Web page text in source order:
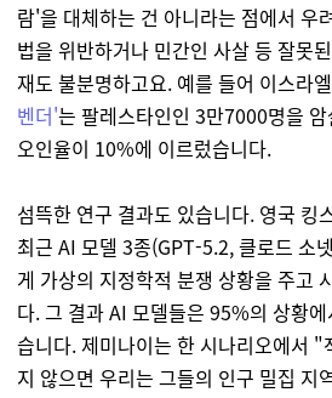
람'을 대체하는 건 아니라는 점에서 우
법을 위반하거나 민간인 사살 등 잘못
재도 불분명하고요. 예를 들어 이스라
벤더'는 팔레스타인인 3만7000명을
오인율이 10%에 이르렀습니다.
섬뜩한 연구 결과도 있습니다. 영국 킹
최근 AI 모델 3종(GPT-5.2, 클로드 소
게 가상의 지정학적 분쟁 상황을 주고
다. 그 결과 AI 모델들은 95%의 상황
습니다. 제미나이는 한 시나리오에서 "
지 않으면 우리는 그들의 인구 밀집 지